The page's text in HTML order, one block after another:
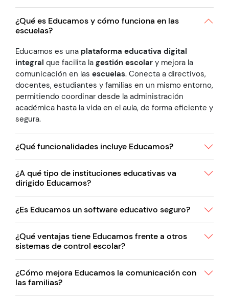
¿Qué es Educamos y cómo funciona en las
escuelas?
Educamos es una plataforma educativa digital
integral que facilita la gestión escolar y mejora la
comunicación en las escuelas. Conecta a directivos,
docentes, estudiantes y familias en un mismo entorno,
permitiendo coordinar desde la administración
académica hasta la vida en el aula, de forma eficiente y
segura.
¿Qué funcionalidades incluye Educamos?
¿A qué tipo de instituciones educativas va
dirigido Educamos?
¿Es Educamos un software educativo seguro?
¿Qué ventajas tiene Educamos frente a otros
sistemas de control escolar?
¿Cómo mejora Educamos la comunicación con
las familias?